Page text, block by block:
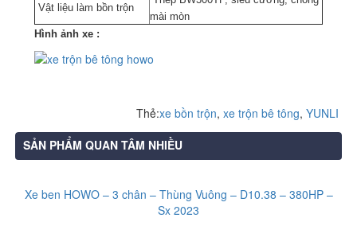
Vật liệu làm bồn trộn
mài mòn
Hình ảnh xe :
Thẻ:xe bồn trộn, xe trộn bê tông, YUNLI
SẢN PHẨM QUAN TÂM NHIỀU
Xe ben HOWO – 3 chân – Thùng Vuông – D10.38 – 380HP –
Sx 2023